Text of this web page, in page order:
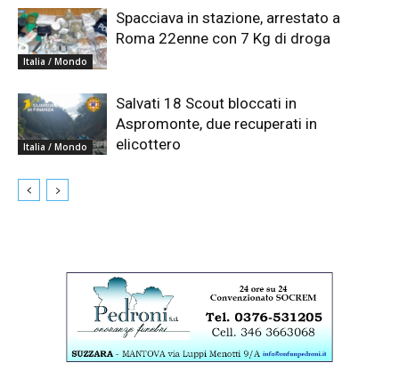
Italia / Mondo
Spacciava in stazione, arrestato a
Roma 22enne con 7 Kg di droga
Italia / Mondo
Salvati 18 Scout bloccati in
Aspromonte, due recuperati in
elicottero